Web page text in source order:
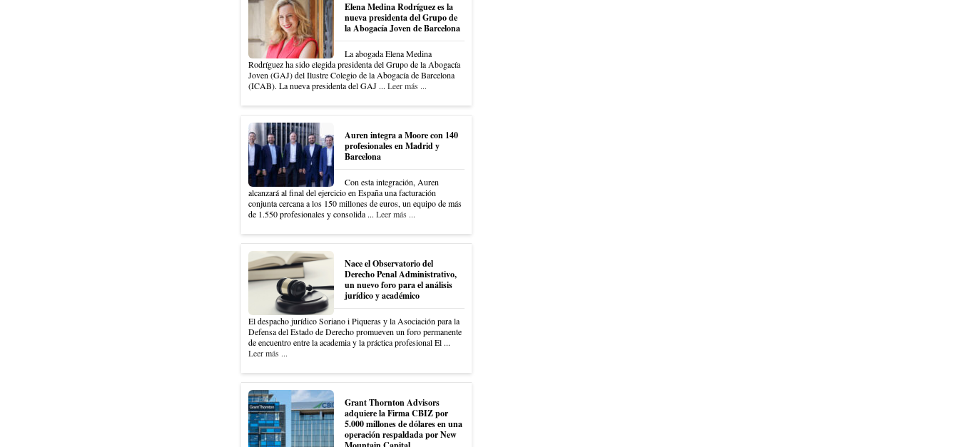
Elena Medina Rodríguez es la
nueva presidenta del Grupo de
la Abogacía Joven de Barcelona
La abogada Elena Medina
Rodríguez ha sido elegida presidenta del Grupo de la Abogacía
Joven (GAJ) del Ilustre Colegio de la Abogacía de Barcelona
(ICAB). La nueva presidenta del GAJ ... Leer más ...
Auren integra a Moore con 140
profesionales en Madrid y
Barcelona
Con esta integración, Auren
alcanzará al final del ejercicio en España una facturación
conjunta cercana a los 150 millones de euros, un equipo de más
de 1.550 profesionales y consolida ... Leer más ...
Nace el Observatorio del
Derecho Penal Administrativo,
un nuevo foro para el análisis
jurídico y académico
El despacho jurídico Soriano i Piqueras y la Asociación para la
Defensa del Estado de Derecho promueven un foro permanente
de encuentro entre la academia y la práctica profesional El ...
Leer más ...
Grant Thornton Advisors
adquiere la Firma CBIZ por
5.000 millones de dólares en una
operación respaldada por New